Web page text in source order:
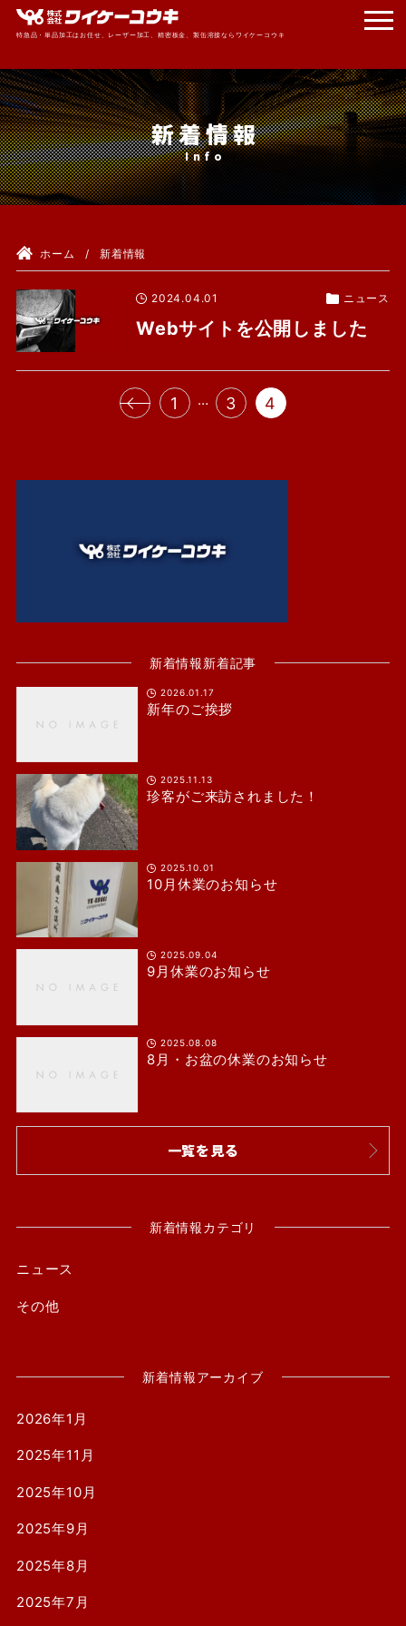
特急品・単品加工はお任せ、レーザー加工、精密板金、製缶溶接ならワイケーコウキ
新着情報
ホーム 新着情報
2024.04.01 ニュース
Webサイトを公開しました
1 … 3 4
新着情報新着記事
2026.01.17
新年のご挨拶
2025.11.13
珍客がご来訪されました！
2025.10.01
10月休業のお知らせ
2025.09.04
9月休業のお知らせ
2025.08.08
8月・お盆の休業のお知らせ
一覧を見る
新着情報カテゴリ
ニュース
その他
新着情報アーカイブ
2026年1月
2025年11月
2025年10月
2025年9月
2025年8月
2025年7月